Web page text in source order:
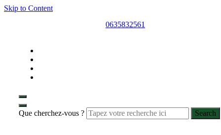
Skip to Content
0635832561
Que cherchez-vous ?